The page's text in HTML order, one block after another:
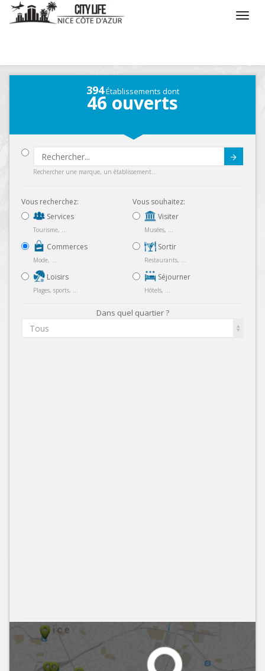
394Établissements dont
46 ouverts
Rechercher une marque, un établissement...
Vous recherchez:
Services
Tourisme, ...
Commerces
Mode, ...
Loisirs
Plages, sports, ...
Vous souhaitez:
Visiter
Musées, ...
Sortir
Restaurants, ...
Séjourner
Hôtels, ...
Dans quel quartier ?
Tous